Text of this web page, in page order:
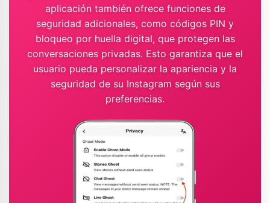
aplicación también ofrece funciones de
seguridad adicionales, como códigos PIN y
bloqueo por huella digital, que protegen las
conversaciones privadas. Esto garantiza que el
usuario pueda personalizar la apariencia y la
seguridad de su Instagram según sus
preferencias.